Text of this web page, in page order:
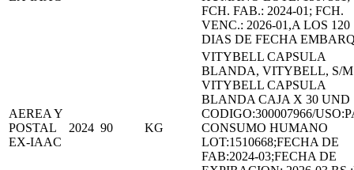
FCH. FAB.: 2024-01; FCH.
VENC.: 2026-01,A LOS 120
DIAS DE FECHA
AEREA Y
POSTAL
EX-IAAC
2024 90 KG
VITYBELL CAPSULA
BLANDA, VITYBELL, S/M
VITYBELL CAPSULA
BLANDA CAJA X 30 UND
CODIGO:300007966/
CONSUMO HUMANO
LOT:1510668;FECHA DE
FAB:2024-03;FECHA DE